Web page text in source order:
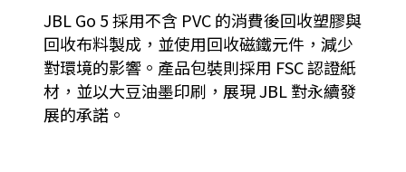
JBL Go 5 採用不含 PVC 的消費後回收塑膠與
回收布料製成，並使用回收磁鐵元件，減少
對環境的影響。產品包裝則採用 FSC 認證紙
材，並以大豆油墨印刷，展現 JBL 對永續發
展的承諾。